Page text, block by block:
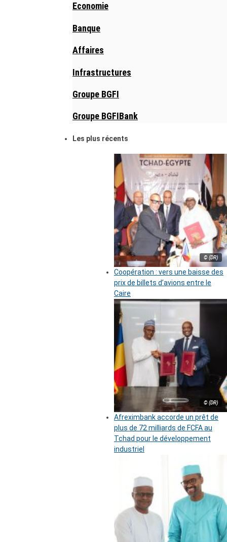
Economie
Banque
Affaires
Infrastructures
Groupe BGFI
Groupe BGFIBank
Les plus récents
© (DR)
Coopération : vers une baisse des
prix de billets d’avions entre le
Caire
© (DR)
Afreximbank accorde un prêt de
plus de 72 milliards de FCFA au
Tchad pour le développement
industriel